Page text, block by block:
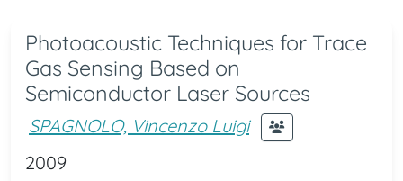
Photoacoustic Techniques for Trace
Gas Sensing Based on
Semiconductor Laser Sources
SPAGNOLO, Vincenzo Luigi
2009